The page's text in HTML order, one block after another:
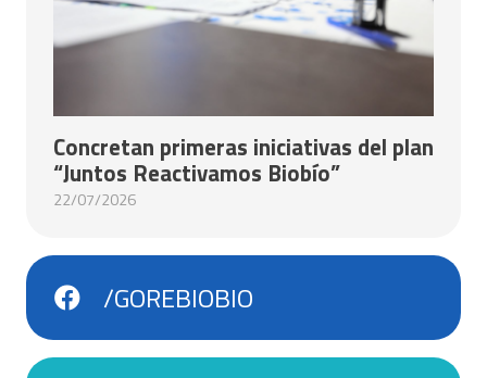
Concretan primeras iniciativas del plan
“Juntos Reactivamos Biobío”
22/07/2026
/GOREBIOBIO